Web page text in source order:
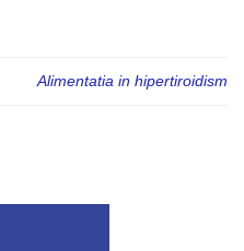
Alimentatia in hipertiroidism